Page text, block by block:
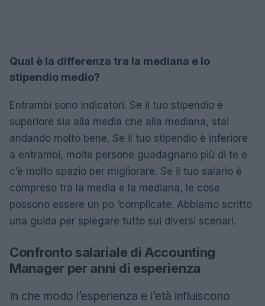
Qual è la differenza tra la mediana e lo
stipendio medio?
Entrambi sono indicatori. Se il tuo stipendio è
superiore sia alla media che alla mediana, stai
andando molto bene. Se il tuo stipendio è inferiore
a entrambi, molte persone guadagnano più di te e
c’è molto spazio per migliorare. Se il tuo salario è
compreso tra la media e la mediana, le cose
possono essere un po ‘complicate. Abbiamo scritto
una guida per spiegare tutto sui diversi scenari.
Confronto salariale di Accounting
Manager per anni di esperienza
In che modo l’esperienza e l’età influiscono